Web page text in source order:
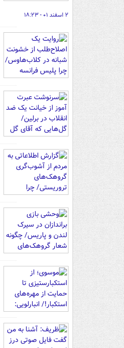
۲ اسفند ۰۱ - ۱۸:۲۳